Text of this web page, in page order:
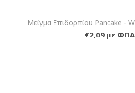
Μείγμα Επιδορπίου Pancake -
€2,09 με ΦΠΑ